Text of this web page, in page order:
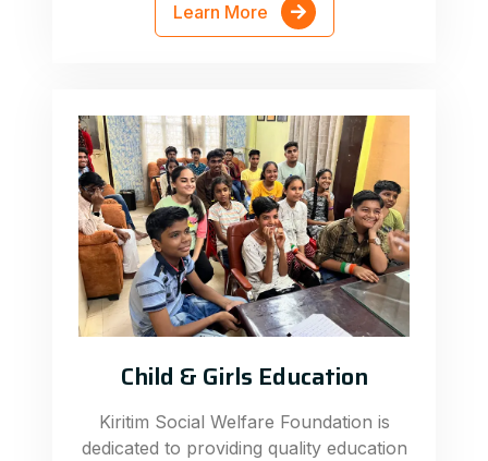
Learn More
Child & Girls Education
Kiritim Social Welfare Foundation is
dedicated to providing quality education